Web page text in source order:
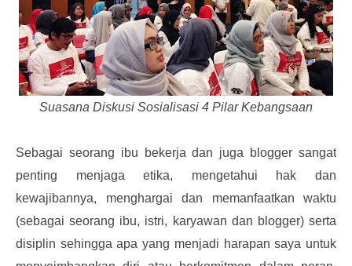
Suasana Diskusi Sosialisasi 4 Pilar Kebangsaan
Sebagai seorang ibu bekerja dan juga blogger sangat
penting menjaga etika, mengetahui hak dan
kewajibannya, menghargai dan memanfaatkan waktu
(sebagai seorang ibu, istri, karyawan dan blogger) serta
disiplin sehingga apa yang menjadi harapan saya untuk